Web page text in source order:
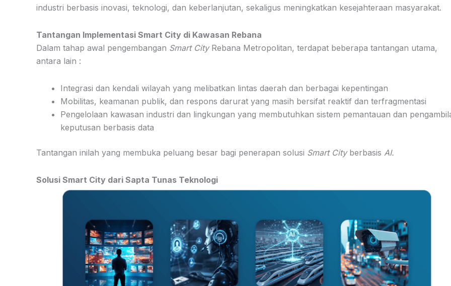
industri berbasis inovasi, teknologi, dan keberlanjutan, sekaligus meningkatkan kesejahteraan masyarakat.
Tantangan Implementasi Smart City di Kawasan Rebana
Dalam tahap awal pengembangan Smart CityRebana Metropolitan, terdapat beberapa tantangan utama,
antara lain :
Integrasi dan kendali wilayah yang melibatkan lintas daerah dan berbagai kepentingan
Mobilitas, keamanan publik, dan respons darurat yang masih bersifat reaktif dan terfragmentasi
Pengelolaan kawasan industri dan lingkungan yang membutuhkan sistem pemantauan dan
keputusan berbasis data
Tantangan inilah yang membuka peluang besar bagi penerapan solusi Smart Cityberbasis AI.
Solusi Smart City dari Sapta Tunas Teknologi